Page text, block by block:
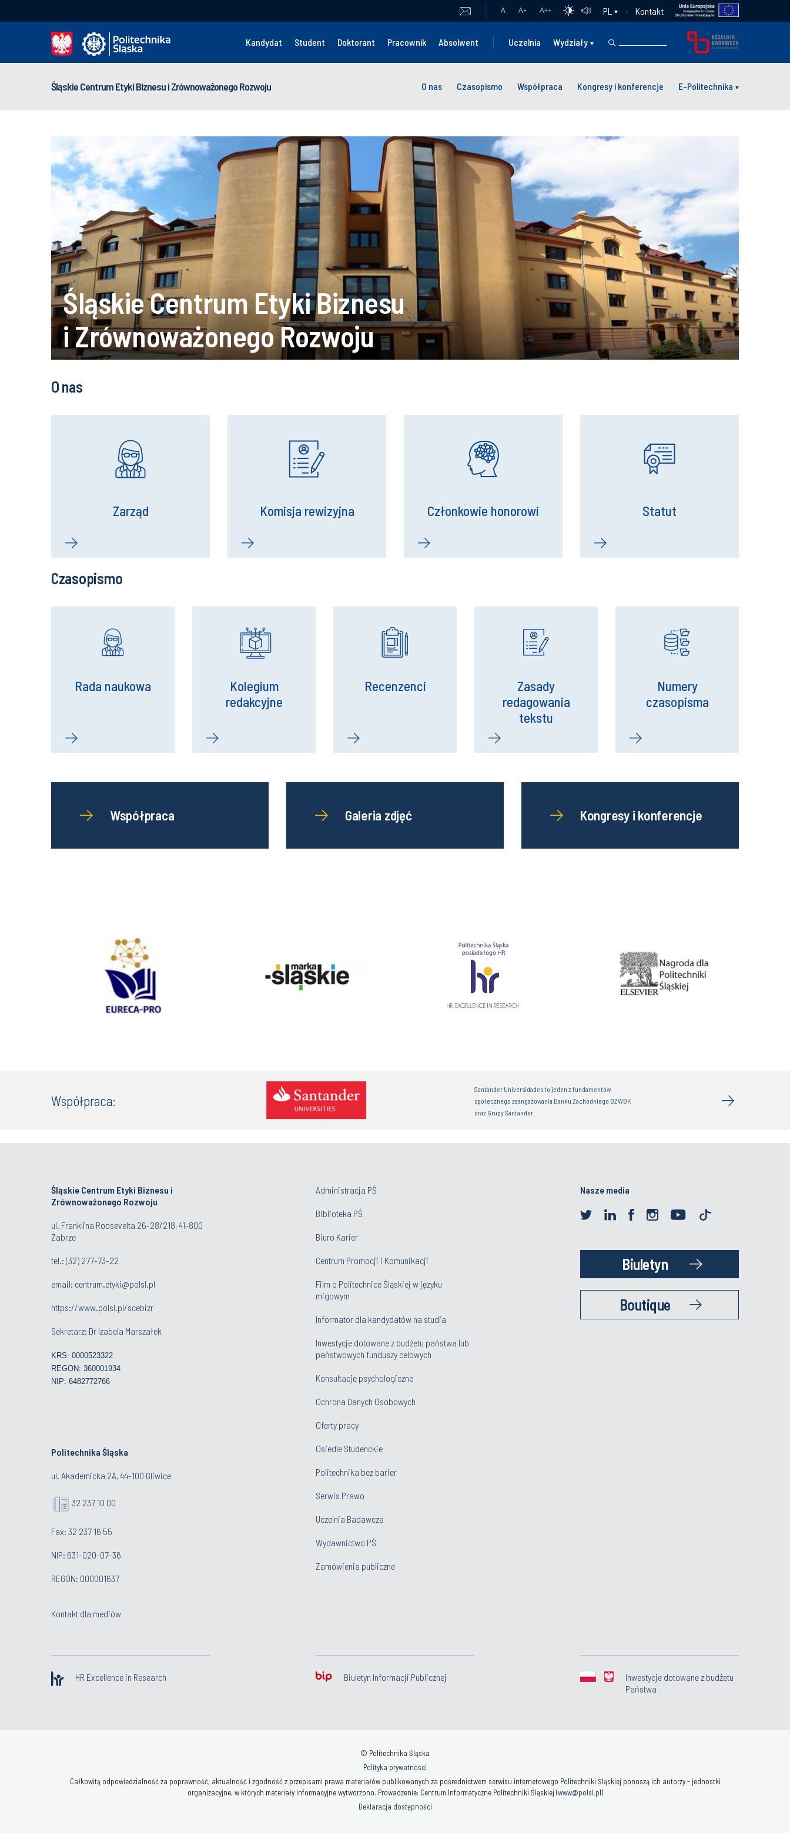
A A+ A++ PL Kontakt
Kandydat Student Doktorant Pracownik Absolwent Uczelnia Wydziały
Śląskie Centrum Etyki Biznesu i Zrównoważonego Rozwoju O nas Czasopismo Współpraca Kongresy i konferencje E-Politechnika
Śląskie Centrum Etyki Biznesu
i Zrównoważonego Rozwoju
O nas
Zarząd Komisja rewizyjna Członkowie honorowi Statut
Czasopismo
Rada naukowa
Kolegium
redakcyjne
Recenzenci
Zasady
redagowania
tekstu
Numery
czasopisma
Współpraca Galeria zdjęć Kongresy i konferencje
Współpraca:
Santander Universidades to jeden z fundamentów
społecznego zaangażowania Banku Zachodniego BZWBK
oraz Grupy Santander.
Śląskie Centrum Etyki Biznesu i
Zrównoważonego Rozwoju
ul. Franklina Roosevelta 26-28/218, 41-800
Zabrze
tel.: (32) 277-73-22
email: centrum.etyki@polsl.pl
https://www.polsl.pl/scebizr
Sekretarz: Dr Izabela Marszałek
KRS: 0000523322
REGON: 360001934
NIP: 6482772766
Politechnika Śląska
ul. Akademicka 2A, 44-100 Gliwice
32 237 10 00
Fax: 32 237 16 55
NIP: 631-020-07-36
REGON: 000001637
Kontakt dla mediów
Administracja PŚ
Biblioteka PŚ
Biuro Karier
Centrum Promocji i Komunikacji
Film o Politechnice Śląskiej w języku
migowym
Informator dla kandydatów na studia
Inwestycje dotowane z budżetu państwa lub
państwowych funduszy celowych
Konsultacje psychologiczne
Ochrona Danych Osobowych
Oferty pracy
Osiedle Studenckie
Politechnika bez barier
Serwis Prawo
Uczelnia Badawcza
Wydawnictwo PŚ
Zamówienia publiczne
Nasze media
Biuletyn
Boutique
HR Excellence in Research Biuletyn Informacji Publicznej
Inwestycje dotowane z budżetu
Państwa
© Politechnika Śląska
Polityka prywatności
Całkowitą odpowiedzialność za poprawność, aktualność i zgodność z przepisami prawa materiałów publikowanych za pośrednictwem serwisu internetowego Politechniki Śląskiej ponoszą ich autorzy - jednostki
organizacyjne, w których materiały informacyjne wytworzono. Prowadzenie: Centrum Informatyczne Politechniki Śląskiej (www@polsl.pl)
Deklaracja dostępności